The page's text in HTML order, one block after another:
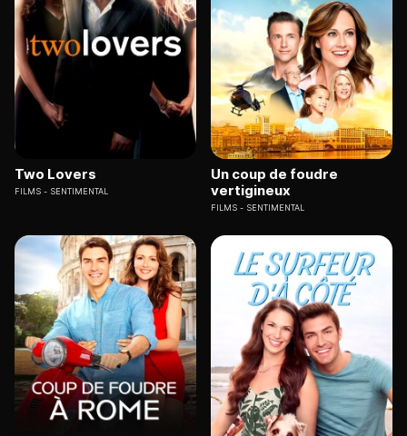
Two Lovers
FILMS SENTIMENTAL
Un coup de foudre
vertigineux
FILMS SENTIMENTAL